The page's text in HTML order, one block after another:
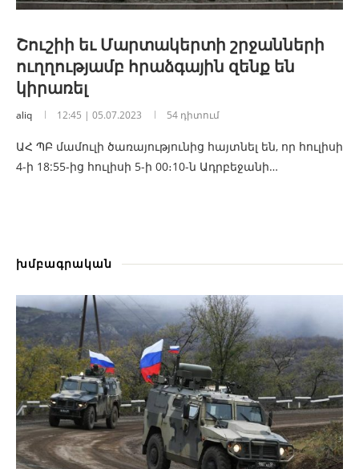
Շուշիի եւ Մարտակերտի շրջանների
ուղղությամբ հրաձգային զենք են
կիրառել
aliq 12:45 | 05.07.2023 54 դիտում
ԱՀ ՊԲ մամուլի ծառայությունից հայտնել են, որ հուլիսի
4-ի 18:55-ից հուլիսի 5-ի 00։10-ն Ադրբեջանի…
խմբագրական